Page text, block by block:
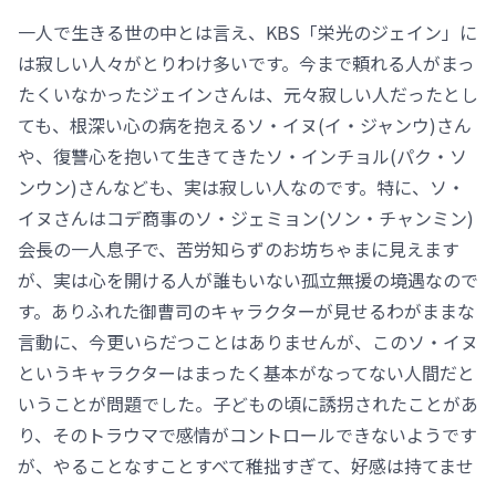
一人で生きる世の中とは言え、KBS「栄光のジェイン」に
は寂しい人々がとりわけ多いです。今まで頼れる人がまっ
たくいなかったジェインさんは、元々寂しい人だったとし
ても、根深い心の病を抱えるソ・イヌ(イ・ジャンウ)さん
や、復讐心を抱いて生きてきたソ・インチョル(パク・ソ
ンウン)さんなども、実は寂しい人なのです。特に、ソ・
イヌさんはコデ商事のソ・ジェミョン(ソン・チャンミン)
会長の一人息子で、苦労知らずのお坊ちゃまに見えます
が、実は心を開ける人が誰もいない孤立無援の境遇なので
す。ありふれた御曹司のキャラクターが見せるわがままな
言動に、今更いらだつことはありませんが、このソ・イヌ
というキャラクターはまったく基本がなってない人間だと
いうことが問題でした。子どもの頃に誘拐されたことがあ
り、そのトラウマで感情がコントロールできないようです
が、やることなすことすべて稚拙すぎて、好感は持てませ